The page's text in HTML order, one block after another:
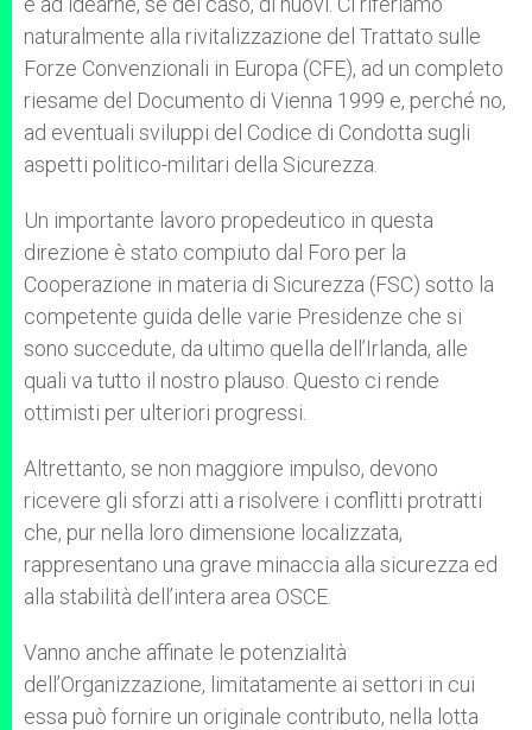
naturalmente alla rivitalizzazione del Trattato sulle
Forze Convenzionali in Europa (CFE), ad un completo
riesame del Documento di Vienna 1999 e, perché no,
ad eventuali sviluppi del Codice di Condotta sugli
aspetti politico-militari della Sicurezza.
Un importante lavoro propedeutico in questa
direzione è stato compiuto dal Foro per la
Cooperazione in materia di Sicurezza (FSC) sotto la
competente guida delle varie Presidenze che si
sono succedute, da ultimo quella dell’Irlanda, alle
quali va tutto il nostro plauso. Questo ci rende
ottimisti per ulteriori progressi.
Altrettanto, se non maggiore impulso, devono
ricevere gli sforzi atti a risolvere i conflitti protratti
che, pur nella loro dimensione localizzata,
rappresentano una grave minaccia alla sicurezza ed
alla stabilità dell’intera area OSCE.
Vanno anche affinate le potenzialità
dell’Organizzazione, limitatamente ai settori in cui
essa può fornire un originale contributo, nella lotta